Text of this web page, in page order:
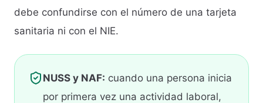
debe confundirse con el número de una tarjeta
sanitaria ni con el NIE.
NUSS y NAF: cuando una persona inicia
por primera vez una actividad laboral,